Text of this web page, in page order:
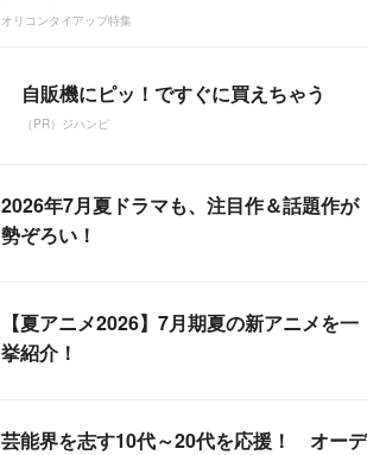
オリコンタイアップ特集
自販機にピッ！ですぐに買えちゃう
（PR）ジハンピ
2026年7月夏ドラマも、注目作＆話題作が
勢ぞろい！
【夏アニメ2026】7月期夏の新アニメを一
挙紹介！
芸能界を志す10代～20代を応援！ オーデ